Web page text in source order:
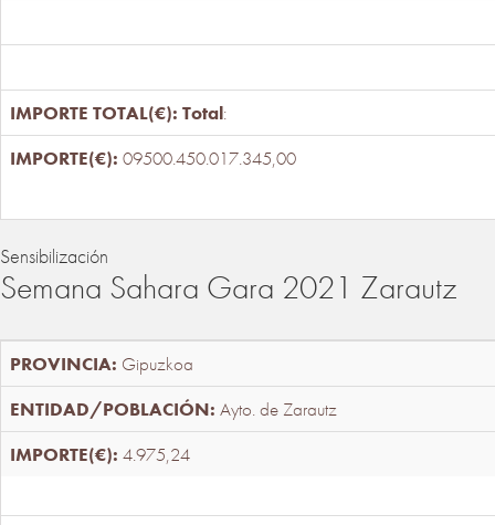
Total:
09500.450.017.345,00
Sensibilización
Semana Sahara Gara 2021 Zarautz
Gipuzkoa
Ayto. de Zarautz
4.975,24